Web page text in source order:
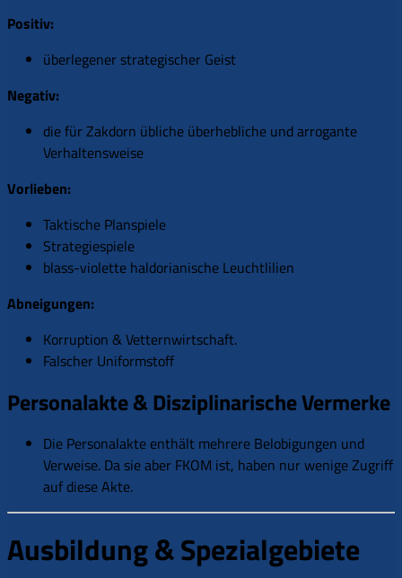
Positiv:
überlegener strategischer Geist
Negativ:
die für Zakdorn übliche überhebliche und arrogante
Verhaltensweise
Vorlieben:
Taktische Planspiele
Strategiespiele
blass-violette haldorianische Leuchtlilien
Abneigungen:
Korruption & Vetternwirtschaft.
Falscher Uniformstoff
Personalakte & Disziplinarische Vermerke
Die Personalakte enthält mehrere Belobigungen und
Verweise. Da sie aber FKOM ist, haben nur wenige Zugriff
auf diese Akte.
Ausbildung & Spezialgebiete